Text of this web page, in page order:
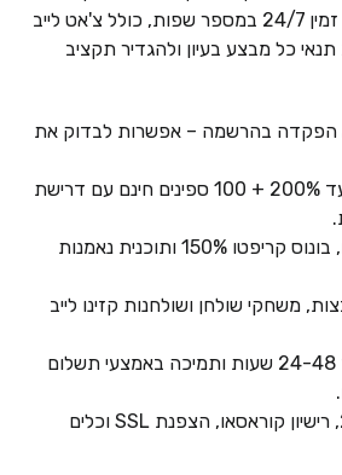
ראשונה. שירות הלקוחות זמין 24/7 במספר שפות, כולל צ'אט לייב
כל מבצע בעיון ולהגדיר תקציב
הפקדה בהרשמה – אפשרות לבדוק את
חבילת קבלת פנים עד 200% + 100 ספינים חינם עם דרישת
בונוסי רילוד שבועיים, בונוס קריפטו 150% ותוכנית נאמנות
משחקי שולחן ושולחנות קזינו לייב
משיכות מהירות תוך 24-48 שעות ותמיכה באמצעי תשלום
שירות לקוחות 24/7, רישיון קוראסאו, הצפנת SSL וכלים